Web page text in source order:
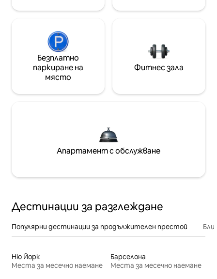
Безплатно
паркиране на
място
Фитнес зала
Апартамент с обслужване
Дестинации за разглеждане
Популярни дестинации за продължителен престой
Ню Йорк
Места за месечно наемане
Барселона
Места за месечно наемане